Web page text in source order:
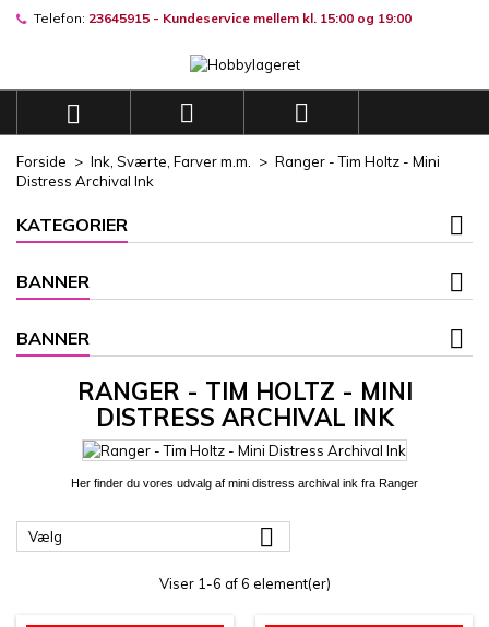
Telefon: 23645915 - Kundeservice mellem kl. 15:00 og 19:00
  
Forside Ink, Sværte, Farver m.m.
Ranger - Tim Holtz - Mini
Distress Archival Ink
KATEGORIER
BANNER
BANNER
RANGER - TIM HOLTZ - MINI
DISTRESS ARCHIVAL INK
Her finder du vores udvalg af mini distress archival ink fra Ranger
Vælg 
Viser 1-6 af 6 element(er)
((confirmMessage))
((cancelText)) ((modalDeleteText))
((label))
Du skal være logget på for at gemme produkter på din
ønskeliste.